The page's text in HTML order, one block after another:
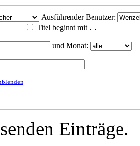
Ausführender Benutzer:
Titel beginnt mit …
und Monat:
Einträge.